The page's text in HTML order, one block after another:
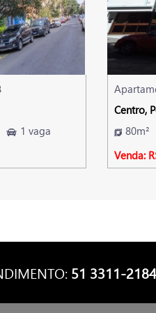
1 vaga
Centro,
80m²
Venda:
51 3311-2184